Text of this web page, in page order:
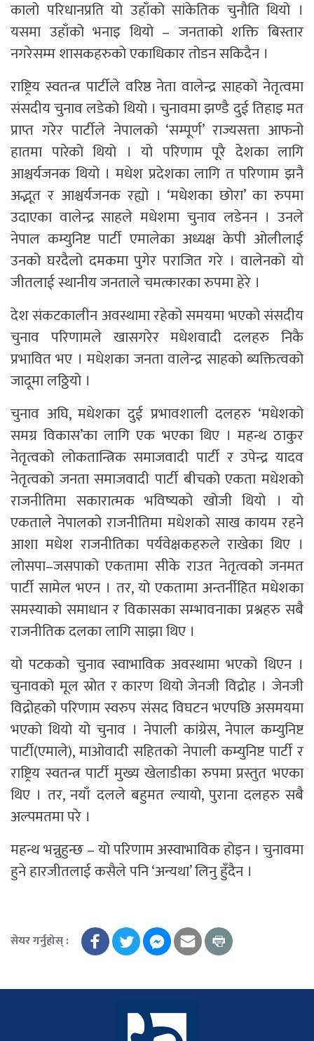
कालो परिधानप्रति यो उहाँको सांकेतिक चुनौति थियो ।
यसमा उहाँको भनाइ थियो – जनताको शक्ति बिस्तार
नगरेसम्म शासकहरुको एकाधिकार तोडन सकिदैन ।
राष्ट्रिय स्वतन्त्र पार्टीले वरिष्ठ नेता वालेन्द्र साहको नेतृत्वमा
संसदीय चुनाव लडेको थियो । चुनावमा झण्डै दुई तिहाइ मत
प्राप्त गरेर पार्टीले नेपालको ‘सम्पूर्ण’ राज्यसत्ता आफनो
हातमा पारेको थियो । यो परिणाम पूरै देशका लागि
आश्चर्यजनक थियो । मधेश प्रदेशका लागि त परिणाम झनै
अद्भूत र आश्चर्यजनक रह्यो । ‘मधेशका छोरा’ का रुपमा
उदाएका वालेन्द्र साहले मधेशमा चुनाव लडेनन । उनले
नेपाल कम्युनिष्ट पार्टी एमालेका अध्यक्ष केपी ओलीलाई
उनको घरदैलो दमकमा पुगेर पराजित गरे । वालेनको यो
जीतलाई स्थानीय जनताले चमत्कारका रुपमा हेरे ।
देश संकटकालीन अवस्थामा रहेको समयमा भएको संसदीय
चुनाव परिणामले खासगरेर मधेशवादी दलहरु निकै
प्रभावित भए । मधेशका जनता वालेन्द्र साहको ब्यक्तित्वको
जादूमा लठ्ठियो ।
चुनाव अघि, मधेशका दुई प्रभावशाली दलहरु ‘मधेशको
समग्र विकास’का लागि एक भएका थिए । महन्थ ठाकुर
नेतृत्वको लोकतान्त्रिक समाजवादी पार्टी र उपेन्द्र यादव
नेतृत्वको जनता समाजवादी पार्टी बीचको एकता मधेशको
राजनीतिमा सकारात्मक भविष्यको खोजी थियो । यो
एकताले नेपालको राजनीतिमा मधेशको साख कायम रहने
आशा मधेश राजनीतिका पर्यवेक्षकहरुले राखेका थिए ।
लोसपा–जसपाको एकतामा सीके राउत नेतृत्वको जनमत
पार्टी सामेल भएन । तर, यो एकतामा अन्तर्नीहित मधेशका
समस्याको समाधान र विकासका सम्भावनाका प्रश्नहरु सबै
राजनीतिक दलका लागि साझा थिए ।
यो पटकको चुनाव स्वाभाविक अवस्थामा भएको थिएन ।
चुनावको मूल स्रोत र कारण थियो जेनजी विद्रोह । जेनजी
विद्रोहको परिणाम स्वरुप संसद विघटन भएपछि असमयमा
भएको थियो यो चुनाव । नेपाली कांग्रेस, नेपाल कम्युनिष्ट
पार्टी(एमाले), माओवादी सहितको नेपाली कम्युनिष्ट पार्टी र
राष्ट्रिय स्वतन्त्र पार्टी मुख्य खेलाडीका रुपमा प्रस्तुत भएका
थिए । तर, नयाँ दलले बहुमत ल्यायो, पुराना दलहरु सबै
अल्पमतमा परे ।
महन्थ भन्नुहुन्छ – यो परिणाम अस्वाभाविक होइन । चुनावमा
हुने हारजीतलाई कसैले पनि ‘अन्यथा’ लिनु हुँदैन ।
सेयर गर्नुहोस् :